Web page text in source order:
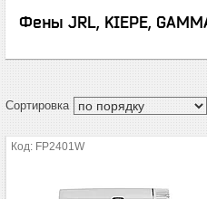
Фены JRL, KIEPE,
FP2401W